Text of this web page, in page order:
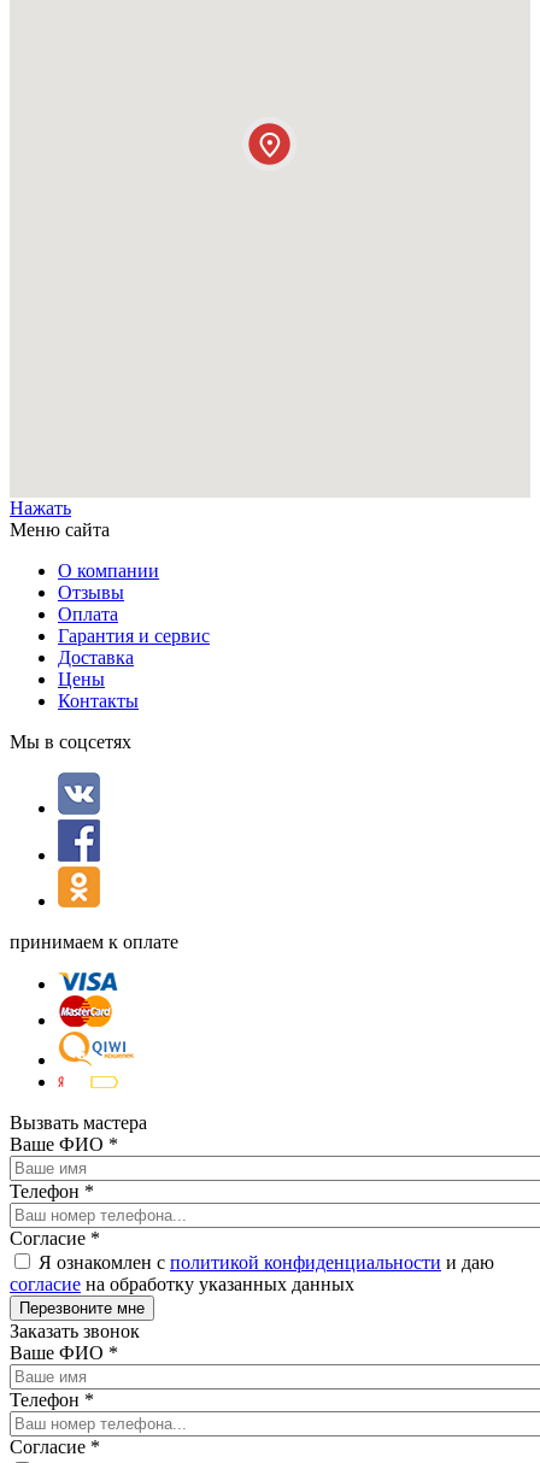
Нажать
Меню сайта
О компании
Отзывы
Оплата
Гарантия и сервис
Доставка
Цены
Контакты
Мы в соцсетях
принимаем к оплате
Вызвать мастера
Ваше ФИО *
Телефон *
Согласие *
Я ознакомлен с политикой конфиденциальности и даю
согласие на обработку указанных данных
Заказать звонок
Ваше ФИО *
Телефон *
Согласие *